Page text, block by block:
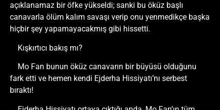
açıklanamaz bir öfke yükseldi; sanki bu öküz başlı
canavarla ölüm kalım savaşı verip onu yenmedikçe başka
hiçbir şey yapamayacakmış gibi hissetti.
Kışkırtıcı bakış mı?
Mo Fan bunun öküz canavarın bir büyüsü olduğunu
fark etti ve hemen kendi Ejderha Hissiyatı’nı serbest
bıraktı!